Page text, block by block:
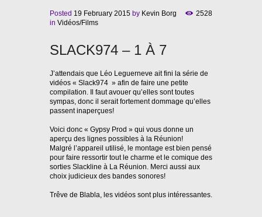
Posted 19 February 2015 by Kevin Borg
in Vidéos/Films
2528
SLACK974 – 1 À 7
J’attendais que Léo Leguerneve ait fini la série de
vidéos « Slack974 » afin de faire une petite
compilation. Il faut avouer qu’elles sont toutes
sympas, donc il serait fortement dommage qu’elles
passent inaperçues!
Voici donc « Gypsy Prod » qui vous donne un
aperçu des lignes possibles à la Réunion!
Malgré l’appareil utilisé, le montage est bien pensé
pour faire ressortir tout le charme et le comique des
sorties Slackline à La Réunion. Merci aussi aux
choix judicieux des bandes sonores!
Trêve de Blabla, les vidéos sont plus intéressantes.